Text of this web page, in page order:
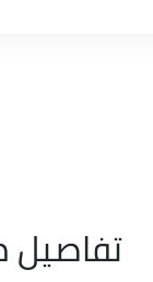
تفاصيل